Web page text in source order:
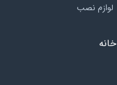
لوازم نصب
خانه